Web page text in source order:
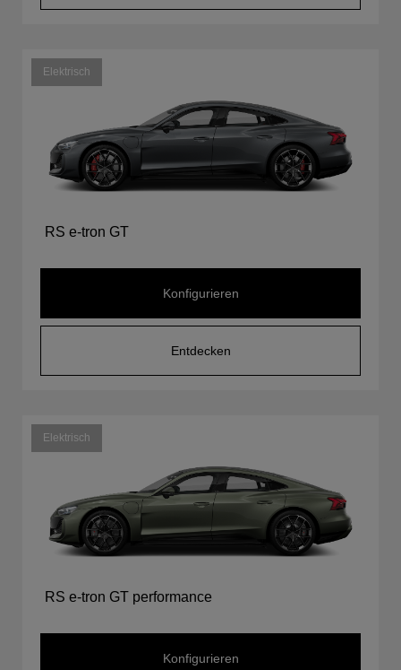
Elektrisch
RS e-tron GT
Konfigurieren
Entdecken
Elektrisch
RS e-tron GT performance
Konfigurieren